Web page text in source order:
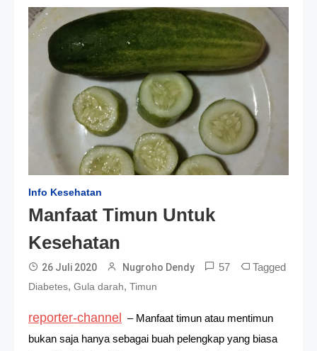
Info Kesehatan
Manfaat Timun Untuk
Kesehatan
26 Juli 2020 Nugroho Dendy 57 Tagged
Diabetes, Gula darah, Timun
reporter-channel
– Manfaat timun atau mentimun
bukan saja hanya sebagai buah pelengkap yang biasa